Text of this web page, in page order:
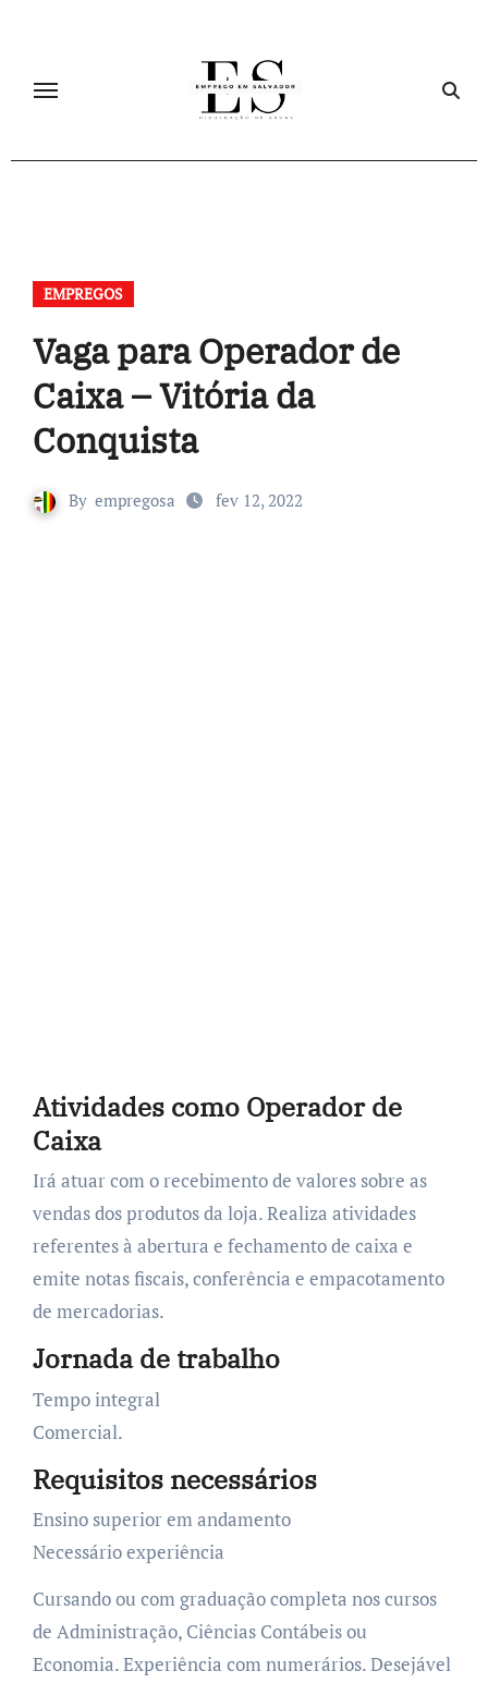
EMPREGOS
Vaga para Operador de
Caixa – Vitória da
Conquista
By empregosa fev 12, 2022
Atividades como Operador de
Caixa
Irá atuar com o recebimento de valores sobre as
vendas dos produtos da loja. Realiza atividades
referentes à abertura e fechamento de caixa e
emite notas fiscais, conferência e empacotamento
de mercadorias.
Jornada de trabalho
Tempo integral
Comercial.
Requisitos necessários
Ensino superior em andamento
Necessário experiência
Cursando ou com graduação completa nos cursos
de Administração, Ciências Contábeis ou
Economia. Experiência com numerários. Desejável